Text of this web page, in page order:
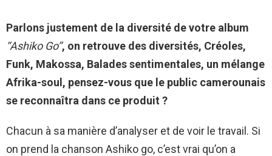
Parlons justement de la diversité de votre album
‘‘Ashiko Go’’, on retrouve des diversités, Créoles,
Funk, Makossa, Balades sentimentales, un mélange
Afrika-soul, pensez-vous que le public camerounais
se reconnaîtra dans ce produit ?
Chacun à sa manière d’analyser et de voir le travail. Si
on prend la chanson Ashiko go, c’est vrai qu’on a